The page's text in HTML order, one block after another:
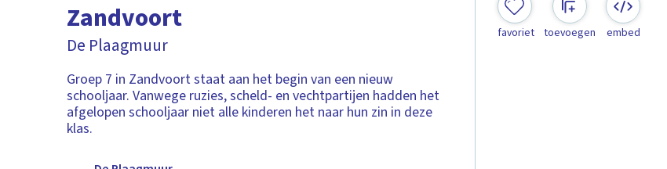
Zandvoort
De Plaagmuur
Groep 7 in Zandvoort staat aan het begin van een nieuw
schooljaar. Vanwege ruzies, scheld- en vechtpartijen hadden het
afgelopen schooljaar niet alle kinderen het naar hun zin in deze
klas.
favoriet toevoegen embed